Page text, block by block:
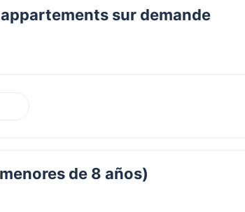
sur demande
de 8 años)